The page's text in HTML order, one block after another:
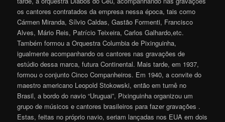
os cantores contratados da empresa nessa época, tais como
Cármen Miranda, Sílvio Caldas, Gastão Formenti, Francisco
Alves, Mário Reis, Patrício Teixeira, Carlos Galhardo,etc.
Também formou a Orquestra Columbia de Pixinguinha,
igualmente acompanhando os cantores nas gravações de
estúdio dessa marca, futura Continental. Mais tarde, em 1937,
formou o conjunto Cinco Companheiros. Em 1940, a convite do
maestro americano Leopold Stokowski, então em turnê no
Brasil, a bordo do navio “Uruguai”, Pixinguinha organizou um
grupo de músicos e cantores brasileiros para fazer gravações .
Estas, feitas no próprio navio, seriam lançadas nos EUA em dois